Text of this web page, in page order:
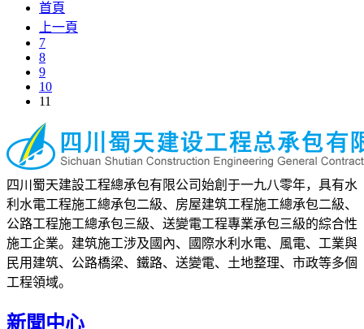
首頁
上一頁
7
8
9
10
11
四川蜀天建設工程總承包有限公司始創于一九八零年，具有水
利水電工程施工總承包二級、房屋建筑工程施工總承包二級、
公路工程施工總承包三級、送變電工程專業承包三級的綜合性
施工企業。建筑施工涉及國內、國際水利水電、風電、工業與
民用建筑、公路橋梁、鐵路、送變電、土地整理、市政等多個
工程領域。
新聞中心